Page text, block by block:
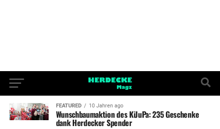
FEATURED 10 Jahren ago
Wunschbaumaktion des KiJuPa: 235 Geschenke
dank Herdecker Spender